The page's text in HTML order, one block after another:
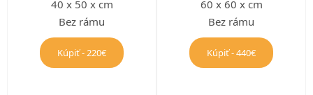
40 x 50 x cm
Bez rámu
Kúpiť - 220€
60 x 60 x cm
Bez rámu
Kúpiť - 440€